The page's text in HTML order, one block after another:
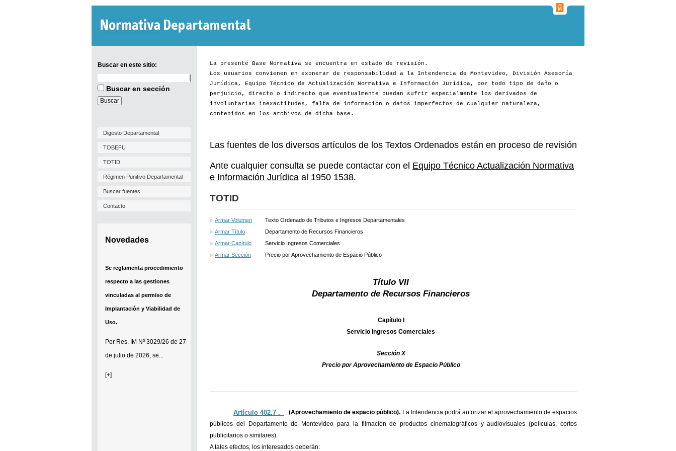
Buscar en este sitio:
en
sitio:
Buscar en sección
Digesto Departamental
TOBEFU
TOTID
Régimen Punitivo Departamental
Buscar fuentes
Contacto
Novedades
Se reglamenta procedimiento
respecto a las gestiones
vinculadas al permiso de
Implantación y Viabilidad de
Uso.
Por Res. IM Nº 3029/26 de 27
de julio de 2026, se...
[+]
La presente Base Normativa se encuentra en estado de revisión.
Los usuarios convienen en exonerar de responsabilidad a la Intendencia de Montevideo, División Asesoría
Jurídica, Equipo Técnico de Actualización Normativa e Información Jurídica, por todo tipo de daño o
perjuicio, directo o indirecto que eventualmente puedan sufrir especialmente los derivados de
involuntarias inexactitudes, falta de información o datos imperfectos de cualquier naturaleza,
contenidos en los archivos de dicha base.
Las fuentes de los diversos artículos de los Textos Ordenados están en proceso de revisión
Ante cualquier consulta se puede contactar con el Equipo Técnico Actualización Normativa
e Información Jurídica al 1950 1538.
TOTID
Armar Volumen
Texto Ordenado de Tributos e Ingresos Departamentales
Armar Título
Departamento de Recursos Financieros
Armar Capítulo
Servicio Ingresos Comerciales
Armar Sección
Precio por Aprovechamiento de Espacio Público
Título VII
Departamento de Recursos Financieros
Capítulo I
Servicio Ingresos Comerciales
Sección X
Precio por Aprovechamiento de Espacio Público
Artículo 402.7 ._ (Aprovechamiento de espacio público). La Intendencia podrá autorizar el aprovechamiento de espacios
públicos del Departamento de Montevideo para la filmación de productos cinematográficos y audiovisuales (películas, cortos
publicitarios o similares).
A tales efectos, los interesados deberán: